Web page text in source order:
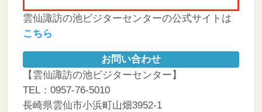
雲仙諏訪の池ビジターセンターの公式サイトは
こちら
お問い合わせ
【雲仙諏訪の池ビジターセンター】
TEL：0957-76-5010
長崎県雲仙市小浜町山畑3952-1